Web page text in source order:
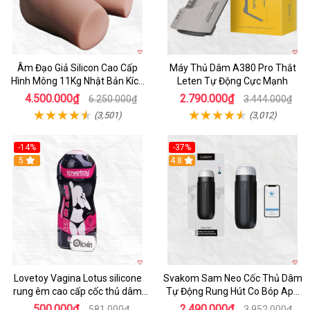
Âm Đạo Giả Silicon Cao Cấp
Hình Mông 11Kg Nhật Bản Kích
Thước Như Thật
4.500.000₫ 6.250.000₫
(3,501)
Máy Thủ Dâm A380 Pro Thắt
Leten Tự Động Cực Mạnh
2.790.000₫ 3.444.000₫
(3,012)
-14%
Hot
5
Lovetoy Vagina Lotus silicone
rung êm cao cấp cốc thủ dâm
nam
-37%
4.8
Svakom Sam Neo Cốc Thủ Dâm
Tự Động Rung Hút Co Bóp App
Điều Khiển